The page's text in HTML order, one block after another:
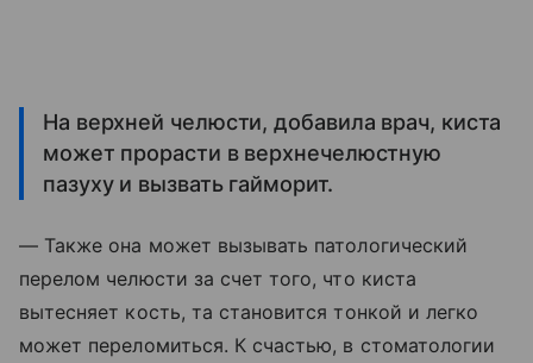
На верхней челюсти, добавила врач, киста
может прорасти в верхнечелюстную
пазуху и вызвать гайморит.
— Также она может вызывать патологический
перелом челюсти за счет того, что киста
вытесняет кость, та становится тонкой и легко
может переломиться. К счастью, в стоматологии